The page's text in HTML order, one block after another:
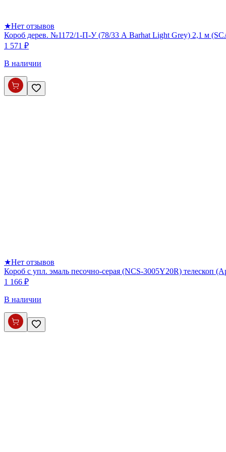
★Нет отзывов
Короб дерев. №1172/1-П-У (78/33 А Barhat Light Grey) 2,1 м
1 571 ₽
В наличии
★Нет отзывов
Короб с упл. эмаль песочно-серая (NCS-3005Y20R) телескоп
1 166 ₽
В наличии